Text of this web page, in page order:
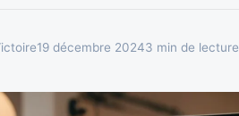
19 décembre 20243 min de lecture